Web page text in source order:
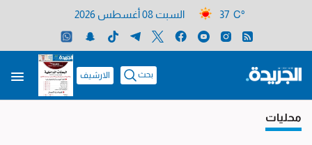
37 C° السبت 08 أغسطس 2026
بحث الارشيف
محليات